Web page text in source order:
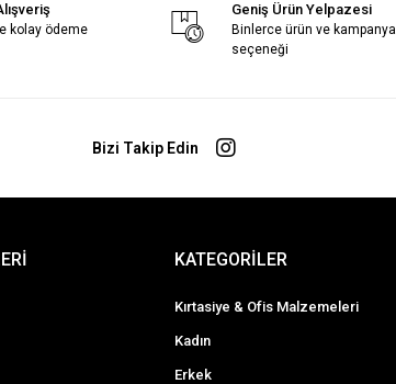
kolay ödeme
Geniş Ürün Yelpazesi
Binlerce ürün ve kampanya
seçeneği
Bizi Takip Edin
KATEGORİLER
Kırtasiye & Ofis Malzemeleri
Kadın
Erkek